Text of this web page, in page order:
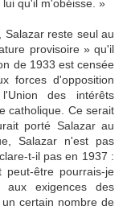
qu'il m'obéisse. »
Salazar reste seul au
provisoire » qu'il
de 1933 est censée
forces d'opposition
des intérêts
catholique. Ce serait
porté Salazar au
Salazar n'est pas
t-il pas en 1937 :
être pourrais-je
exigences des
certain nombre de